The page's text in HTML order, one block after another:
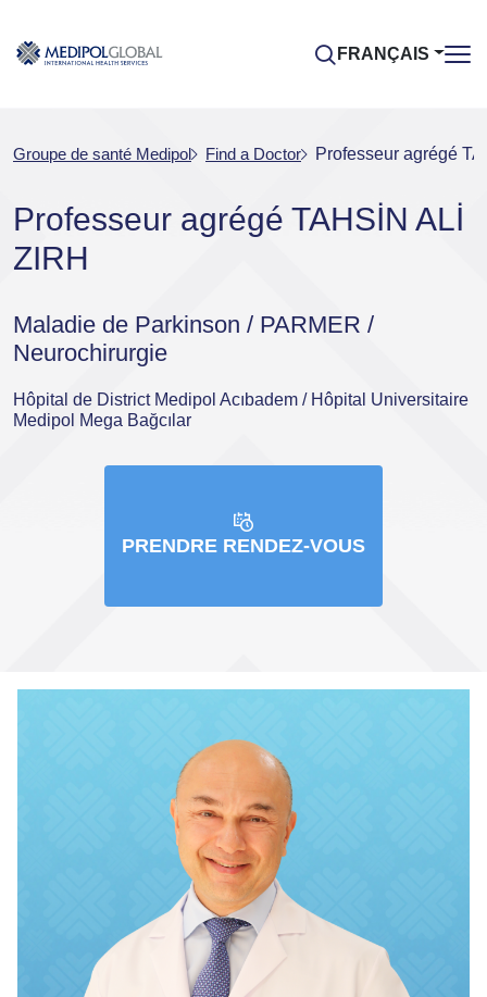
FRANÇAIS
Groupe de santé Medipol Find a Doctor Professeur agrégé
Professeur agrégé TAHSİN ALİ
ZIRH
Maladie de Parkinson / PARMER /
Neurochirurgie
Hôpital de District Medipol Acıbadem / Hôpital Universitaire
Medipol Mega Bağcılar
PRENDRE RENDEZ-VOUS